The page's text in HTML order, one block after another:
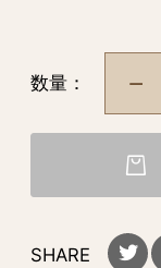
数量：
SHARE